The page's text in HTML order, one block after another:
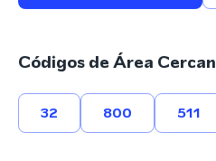
Códigos de Área
32 800 511